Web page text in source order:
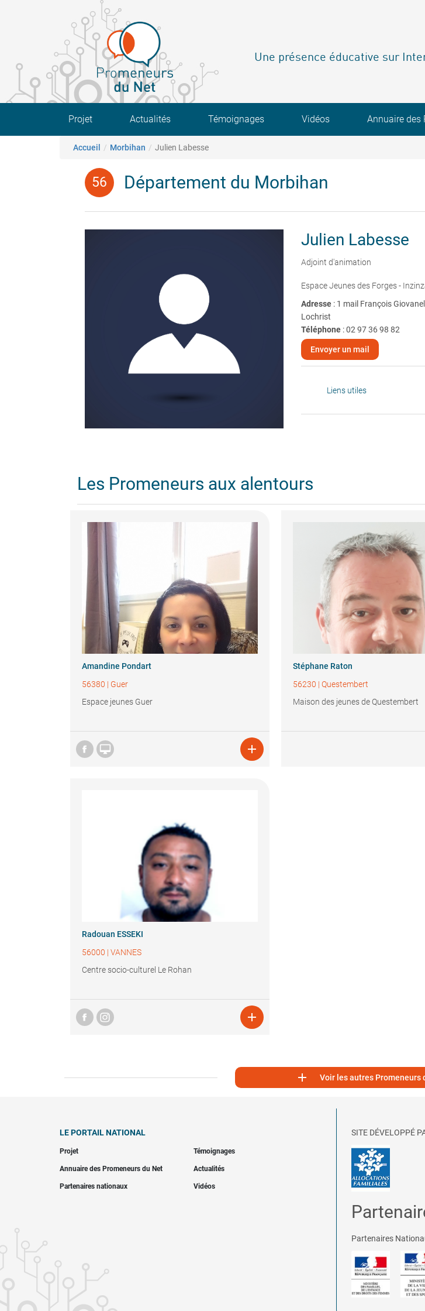
Une présence éducative sur
Main navigation
Projet Actualités Témoignages Vidéos Annuaire des
Fil d'Ariane
Accueil Morbihan Julien Labesse
Département du Morbihan
Julien Labesse
Adjoint d'animation
Espace Jeunes des Forges -
Adresse : 1 mail François
Lochrist
Téléphone:02 97 36 98 82
Envoyer un mail
Liens utiles
Les Promeneurs aux alentours
Amandine Pondart
56380 | Guer
Espace jeunes Guer
 
Stéphane Raton
56230 | Questembert
Maison des jeunes de Questembert
Radouan ESSEKI
56000 | VANNES
Centre socio-culturel Le Rohan

 Voir les autres Promeneurs
LE PORTAIL NATIONAL
Projet Témoignages
Annuaire des Promeneurs du Net Actualités
Partenaires nationaux Vidéos
SITE DÉVELOPPÉ
Partenaires